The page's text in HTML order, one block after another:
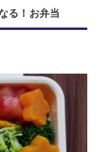
る！お弁当